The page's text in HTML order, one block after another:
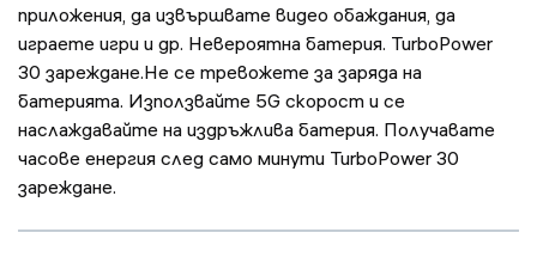
приложения, да извършвате видео обаждания, да
играете игри и др. Невероятна батерия. TurboPower
30 зареждане.Не се тревожете за заряда на
батерията. Използвайте 5G скорост и се
наслаждавайте на издръжлива батерия. Получавате
часове енергия след само минути TurboPower 30
зареждане.